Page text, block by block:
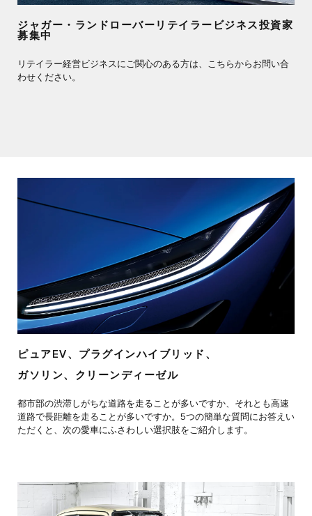
ジャガー・ランドローバーリテイラービジネス投資家
募集中
リテイラー経営ビジネスにご関心のある方は、こちらからお問い合
わせください。
ピュアEV、プラグインハイブリッド、
ガソリン、クリーンディーゼル
都市部の渋滞しがちな道路を走ることが多いですか、それとも高速
道路で長距離を走ることが多いですか。5つの簡単な質問にお答えい
ただくと、次の愛車にふさわしい選択肢をご紹介します。